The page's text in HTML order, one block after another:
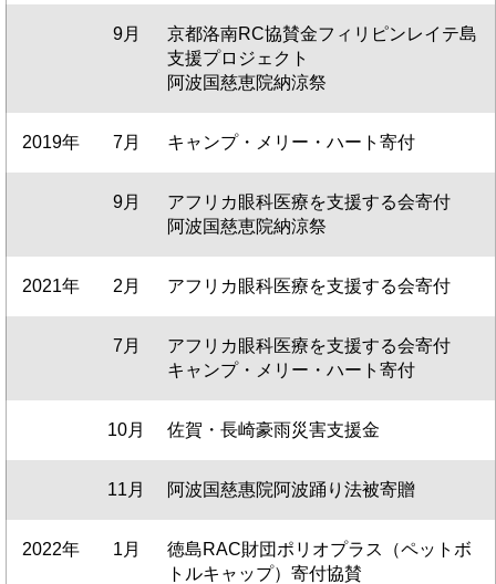
9月
京都洛南RC協賛金フィリピンレイテ島
支援プロジェクト
阿波国慈恵院納涼祭
2019年 7月 キャンプ・メリー・ハート寄付
9月
アフリカ眼科医療を支援する会寄付
阿波国慈恵院納涼祭
2021年 2月 アフリカ眼科医療を支援する会寄付
7月
アフリカ眼科医療を支援する会寄付
キャンプ・メリー・ハート寄付
10月 佐賀・長崎豪雨災害支援金
11月 阿波国慈惠院阿波踊り法被寄贈
2022年 1月
徳島RAC財団ポリオプラス（ペットボ
トルキャップ）寄付協賛